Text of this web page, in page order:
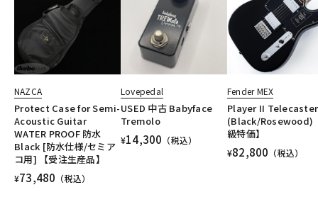
NAZCA
Protect Case for Semi-
Acoustic Guitar
WATER PROOF 防水
Black [防水仕様/セミア
コ用] 【受注生産品】
¥73,480 （税込）
Lovepedal
USED 中古 Babyface
Tremolo
¥14,300 （税込）
Fender MEX
Player II
(Black/Rosewood)
級特価】
¥82,800 （税込）